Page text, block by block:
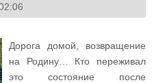
Дорога домой, возвращение
на Родину… Кто переживал
это состояние после